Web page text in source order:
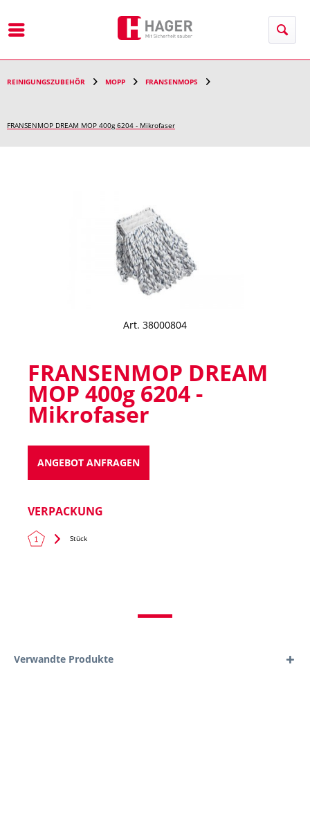
REINIGUNGSZUBEHÖR MOPP FRANSENMOPS
FRANSENMOP DREAM MOP 400g 6204 - Mikrofaser
Art. 38000804
FRANSENMOP DREAM
MOP 400g 6204 -
Mikrofaser
ANGEBOT ANFRAGEN
VERPACKUNG
Stück
Verwandte Produkte